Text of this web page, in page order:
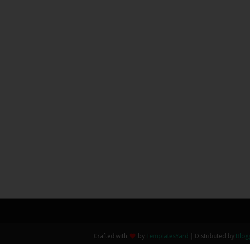
Crafted with byTemplatesYard | Distributed by